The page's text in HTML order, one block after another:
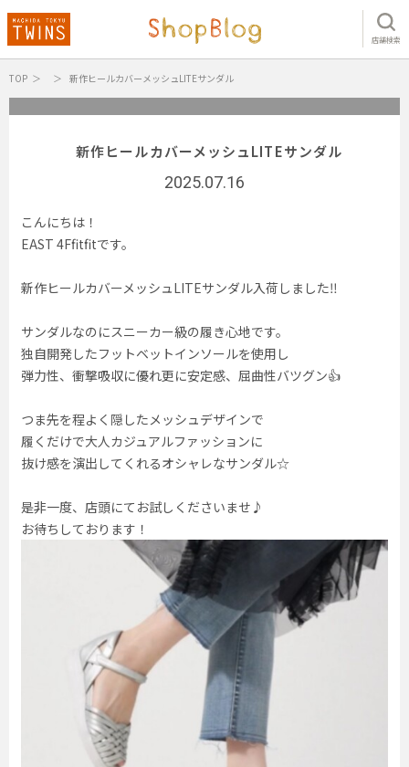
店舗検索
TOP 新作ヒールカバーメッシュLITEサンダル
新作ヒールカバーメッシュLITEサンダル
2025.07.16
こんにちは！
EAST 4Ffitfitです。
新作ヒールカバーメッシュLITEサンダル入荷しました‼️
サンダルなのにスニーカー級の履き心地です。
独自開発したフットベットインソールを使用し
弾力性、衝撃吸収に優れ更に安定感、屈曲性バツグン👍
つま先を程よく隠したメッシュデザインで
履くだけで大人カジュアルファッションに
抜け感を演出してくれるオシャレなサンダル☆
是非一度、店頭にてお試しくださいませ♪
お待ちしております！